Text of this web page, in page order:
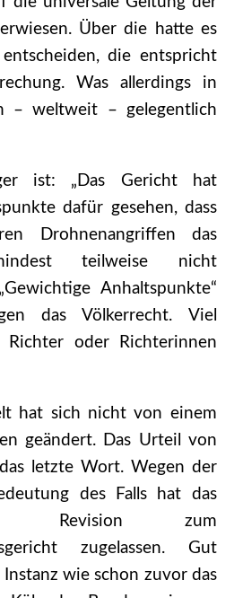
Über die hatte es
die entspricht
Was allerdings in
– weltweit – gelegentlich
ist: „Das Gericht hat
dafür gesehen, dass
Drohnenangriffen das
teilweise nicht
Anhaltspunkte“
das Völkerrecht. Viel
Richter oder Richterinnen
hat sich nicht von einem
geändert. Das Urteil von
letzte Wort. Wegen der
des Falls hat das
Revision zum
zugelassen. Gut
Instanz wie schon zuvor das